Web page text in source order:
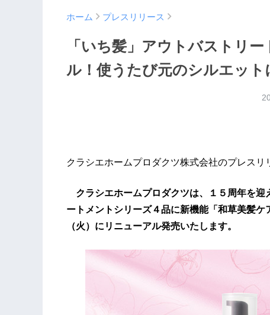
ホーム プレスリリース
「いち髪」アウトバストリ
ル！使うたび元のシルエッ
クラシエホームプロダクツ株式会社のプレスリ
クラシエホームプロダクツは、１５周年を迎
ートメントシリーズ４品に新機能「和草美髪
（火）にリニューアル発売いたします。